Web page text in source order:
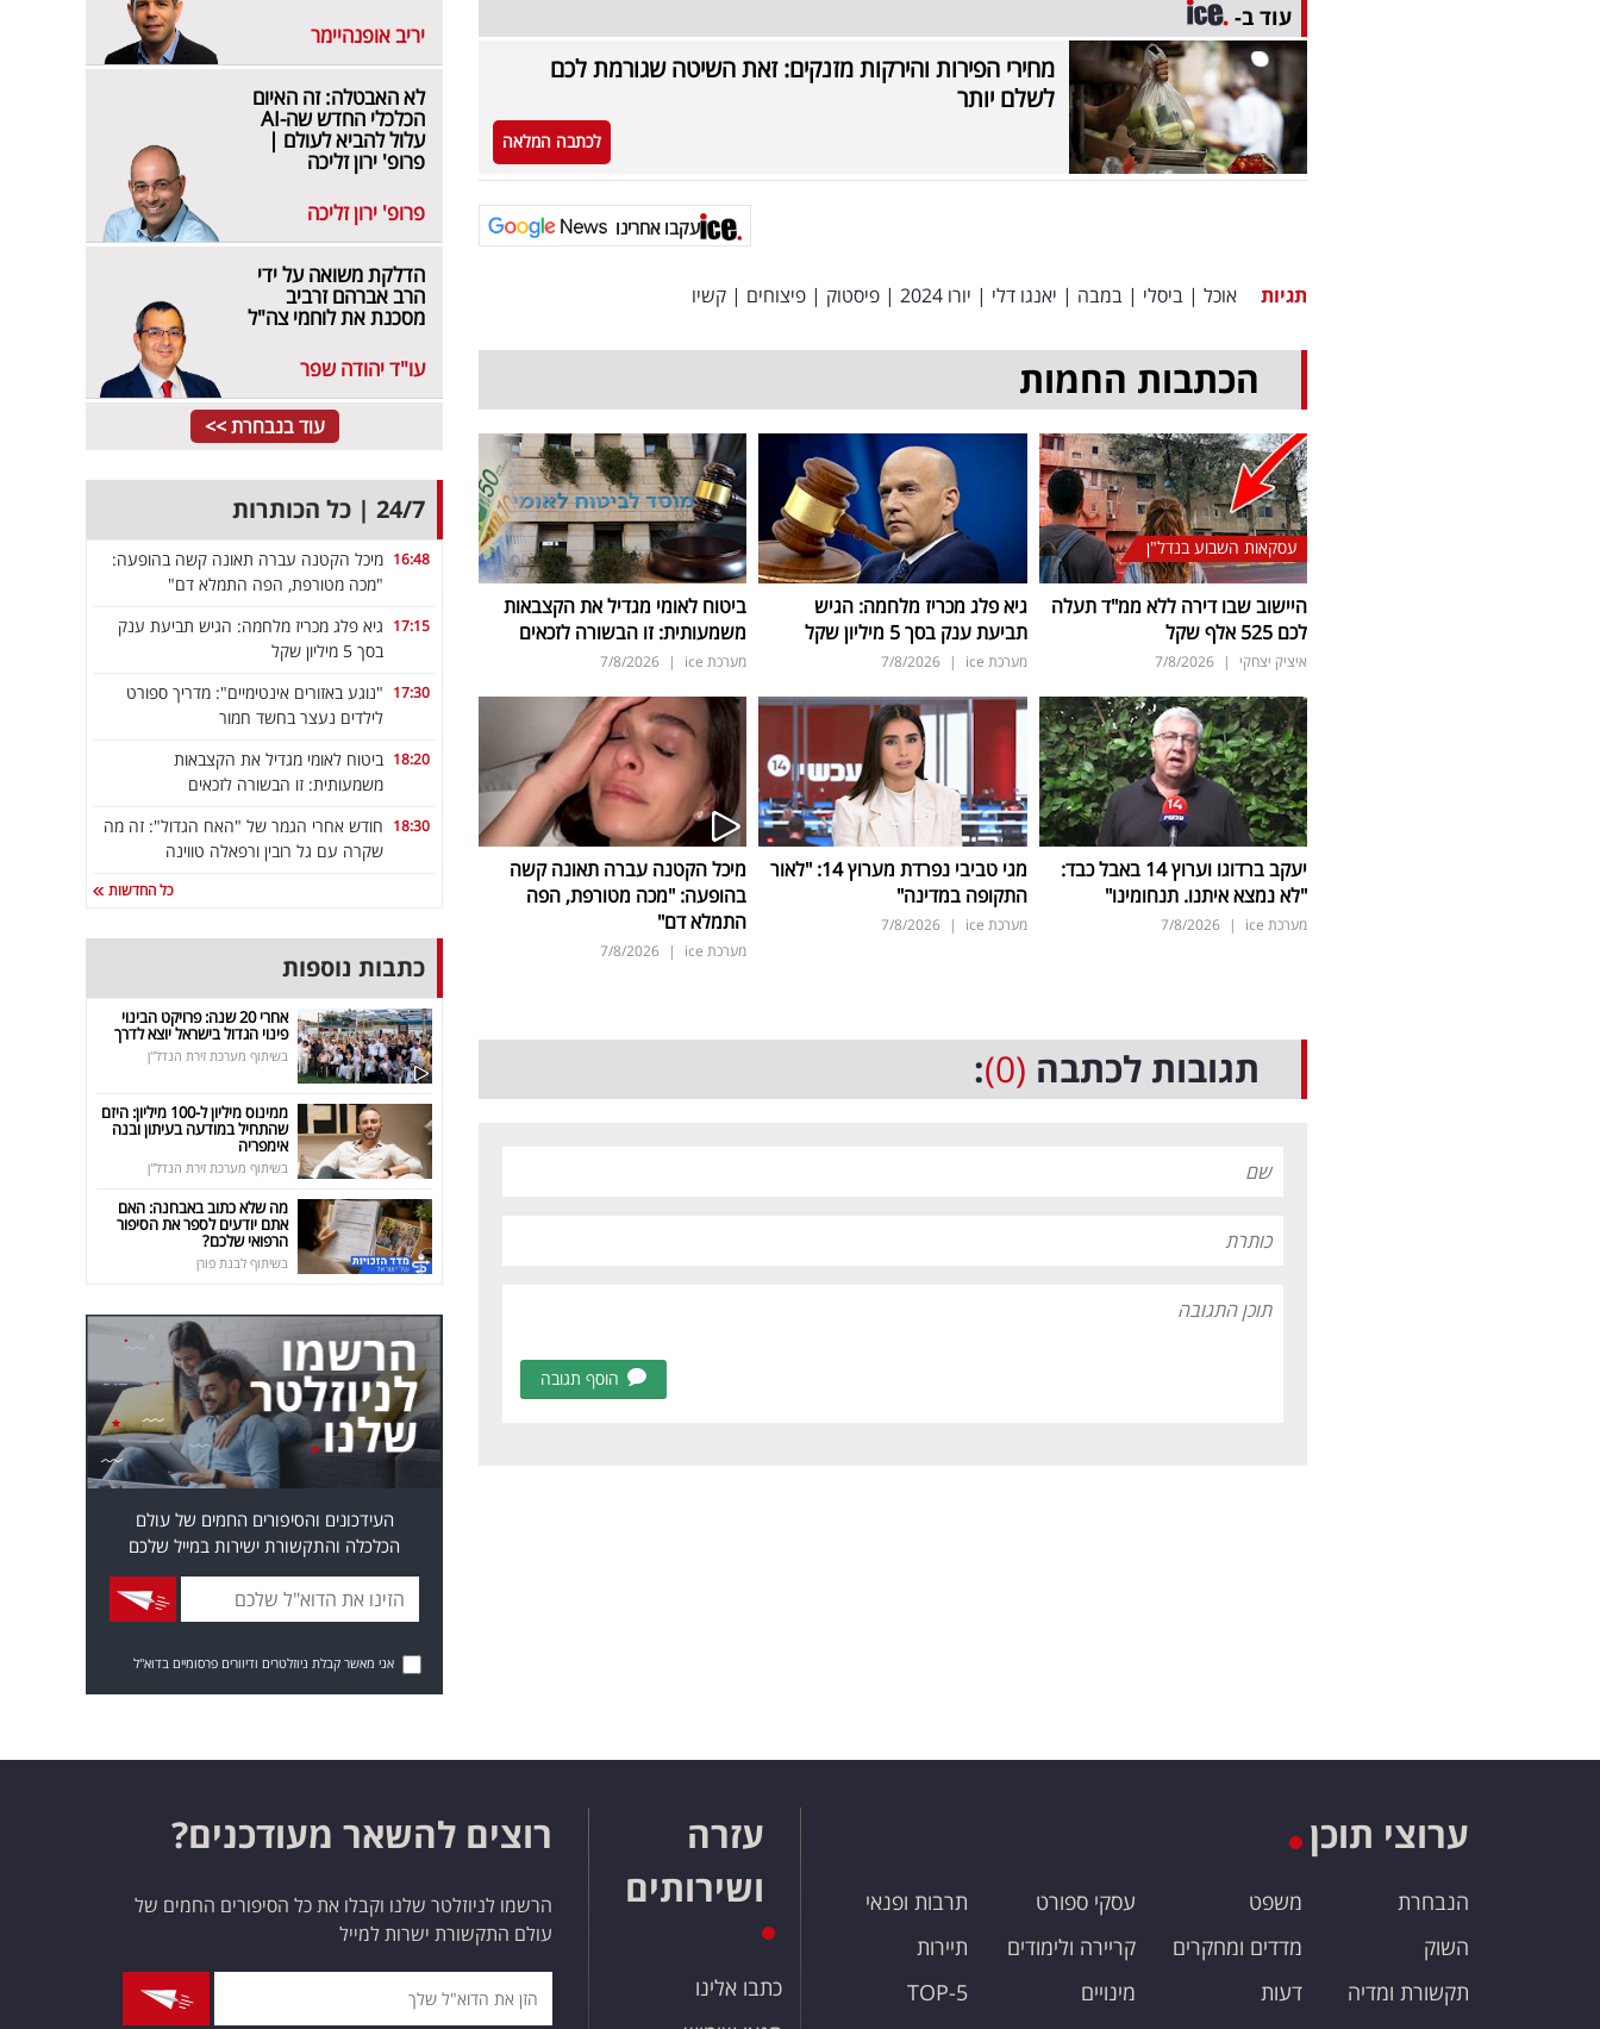
עוד ב-
מחירי הפירות והירקות מזנקים: זאת השיטה שגורמת לכם
לשלם יותר
לכתבה המלאה
עקבו אחרינו
תגיות אוכל | ביסלי | במבה | יאנגו דלי | יורו 2024 | פיסטוק | פיצוחים | קשיו
הכתבות החמות
עסקאות השבוע בנדל"ן
היישוב שבו דירה ללא ממ"ד תעלה
לכם 525 אלף שקל
איציק יצחקי |
7/8/2026
גיא פלג מכריז מלחמה: הגיש
תביעת ענק בסך 5 מיליון שקל
מערכת ice |
7/8/2026
ביטוח לאומי מגדיל את הקצבאות
משמעותית: זו הבשורה לזכאים
מערכת ice |
7/8/2026
יעקב ברדוגו וערוץ 14 באבל כבד:
"לא נמצא איתנו. תנחומינו"
מערכת ice |
7/8/2026
מגי טביבי נפרדת מערוץ 14: "לאור
התקופה במדינה"
מערכת ice |
7/8/2026
מיכל הקטנה עברה תאונה קשה
בהופעה: "מכה מטורפת, הפה
התמלא דם"
מערכת ice |
7/8/2026
תגובות לכתבה (0)
:
הוסף תגובה
יריב אופנהיימר
לא האבטלה: זה האיום
הכלכלי החדש שה-AI
עלול להביא לעולם |
פרופ' ירון זליכה
פרופ' ירון זליכה
הדלקת משואה על ידי
הרב אברהם זרביב
מסכנת את לוחמי צה"ל
עו"ד יהודה שפר
עוד בנבחרת >>
24/7 | כל הכותרות
16:48 מיכל הקטנה עברה תאונה קשה בהופעה:
"מכה מטורפת, הפה התמלא דם"
17:15 גיא פלג מכריז מלחמה: הגיש תביעת ענק
בסך 5 מיליון שקל
17:30 "נוגע באזורים אינטימיים": מדריך ספורט
לילדים נעצר בחשד חמור
18:20 ביטוח לאומי מגדיל את הקצבאות
משמעותית: זו הבשורה לזכאים
18:30 חודש אחרי הגמר של "האח הגדול": זה מה
שקרה עם גל רובין ורפאלה טווינה
כל החדשות
כתבות נוספות
אחרי 20 שנה: פרויקט הבינוי
פינוי הגדול בישראל יוצא לדרך
בשיתוף מערכת זירת הנדל"ן
ממינוס מיליון ל-100 מיליון: היזם
שהתחיל במודעה בעיתון ובנה
אימפריה
בשיתוף מערכת זירת הנדל"ן
מה שלא כתוב באבחנה: האם
אתם יודעים לספר את הסיפור
הרפואי שלכם?
בשיתוף לבנת פורן
העידכונים והסיפורים החמים של עולם
הכלכלה והתקשורת ישירות במייל שלכם
אני מאשר קבלת ניוזלטרים ודיוורים פרסומיים בדוא"ל
ערוצי תוכן
הנבחרת
השוק
תקשורת ומדיה
משפט
מדדים ומחקרים
דעות
עסקי ספורט
קריירה ולימודים
מינויים
תרבות ופנאי
תיירות
TOP-5
עזרה
ושירותים
כתבו אלינו
רוצים להשאר מעודכנים?
הרשמו לניוזלטר שלנו וקבלו את כל הסיפורים החמים של
עולם התקשורת ישרות למייל